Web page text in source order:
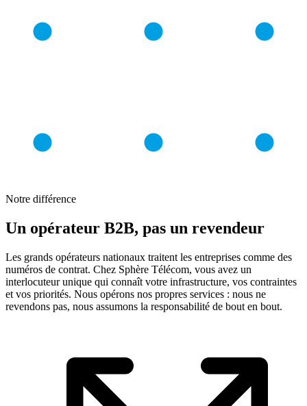
Notre différence
Un opérateur B2B, pas un revendeur
Les grands opérateurs nationaux traitent les entreprises comme des
numéros de contrat. Chez Sphère Télécom, vous avez un
interlocuteur unique qui connaît votre infrastructure, vos contraintes
et vos priorités. Nous opérons nos propres services : nous ne
revendons pas, nous assumons la responsabilité de bout en bout.